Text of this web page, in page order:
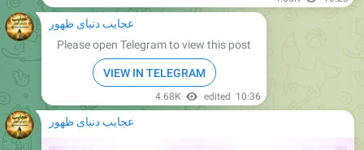
Please open Telegram to view this post
VIEW IN TELEGRAM
4.68K edited
عجایب دنیای ظهور